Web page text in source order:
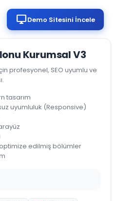
desktop_windowsDemo Sitesini İncele
Kurumsal V3
profesyonel, SEO uyumlu ve
tasarım
uyumluluk (Responsive)
edilmiş bölümler